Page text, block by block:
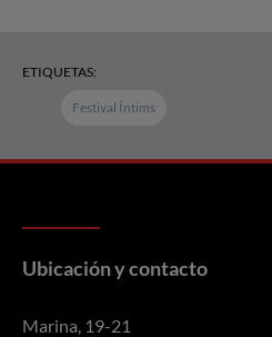
ETIQUETAS:
Festival Íntims
Ubicación y contacto
Marina, 19-21